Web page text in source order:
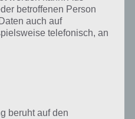
So wird in regelmäßigen
Allerdings kann man via In-App-
Wer auf der Suche nach einem
der sollte sich die App Rotatio
und iPod Touch im
betroffenen Person
auch auf
telefonisch, an
beruht auf den